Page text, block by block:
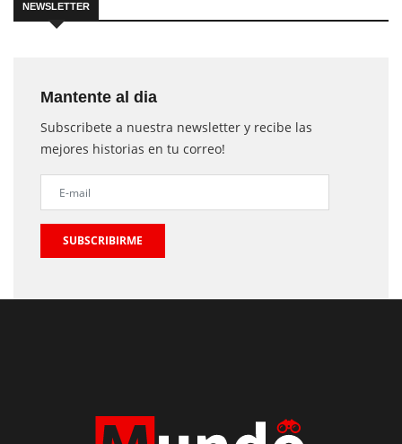
NEWSLETTER
Mantente al dia
Subscribete a nuestra newsletter y recibe las
mejores historias en tu correo!
SUBSCRIBIRME